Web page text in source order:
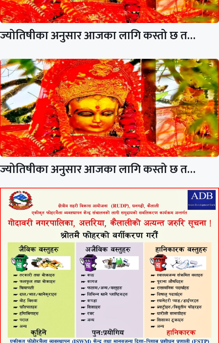
ज्योतिषीका अनुसार आजका लागि कस्तो छ त…
ज्योतिषीका अनुसार आजका लागि कस्तो छ त…